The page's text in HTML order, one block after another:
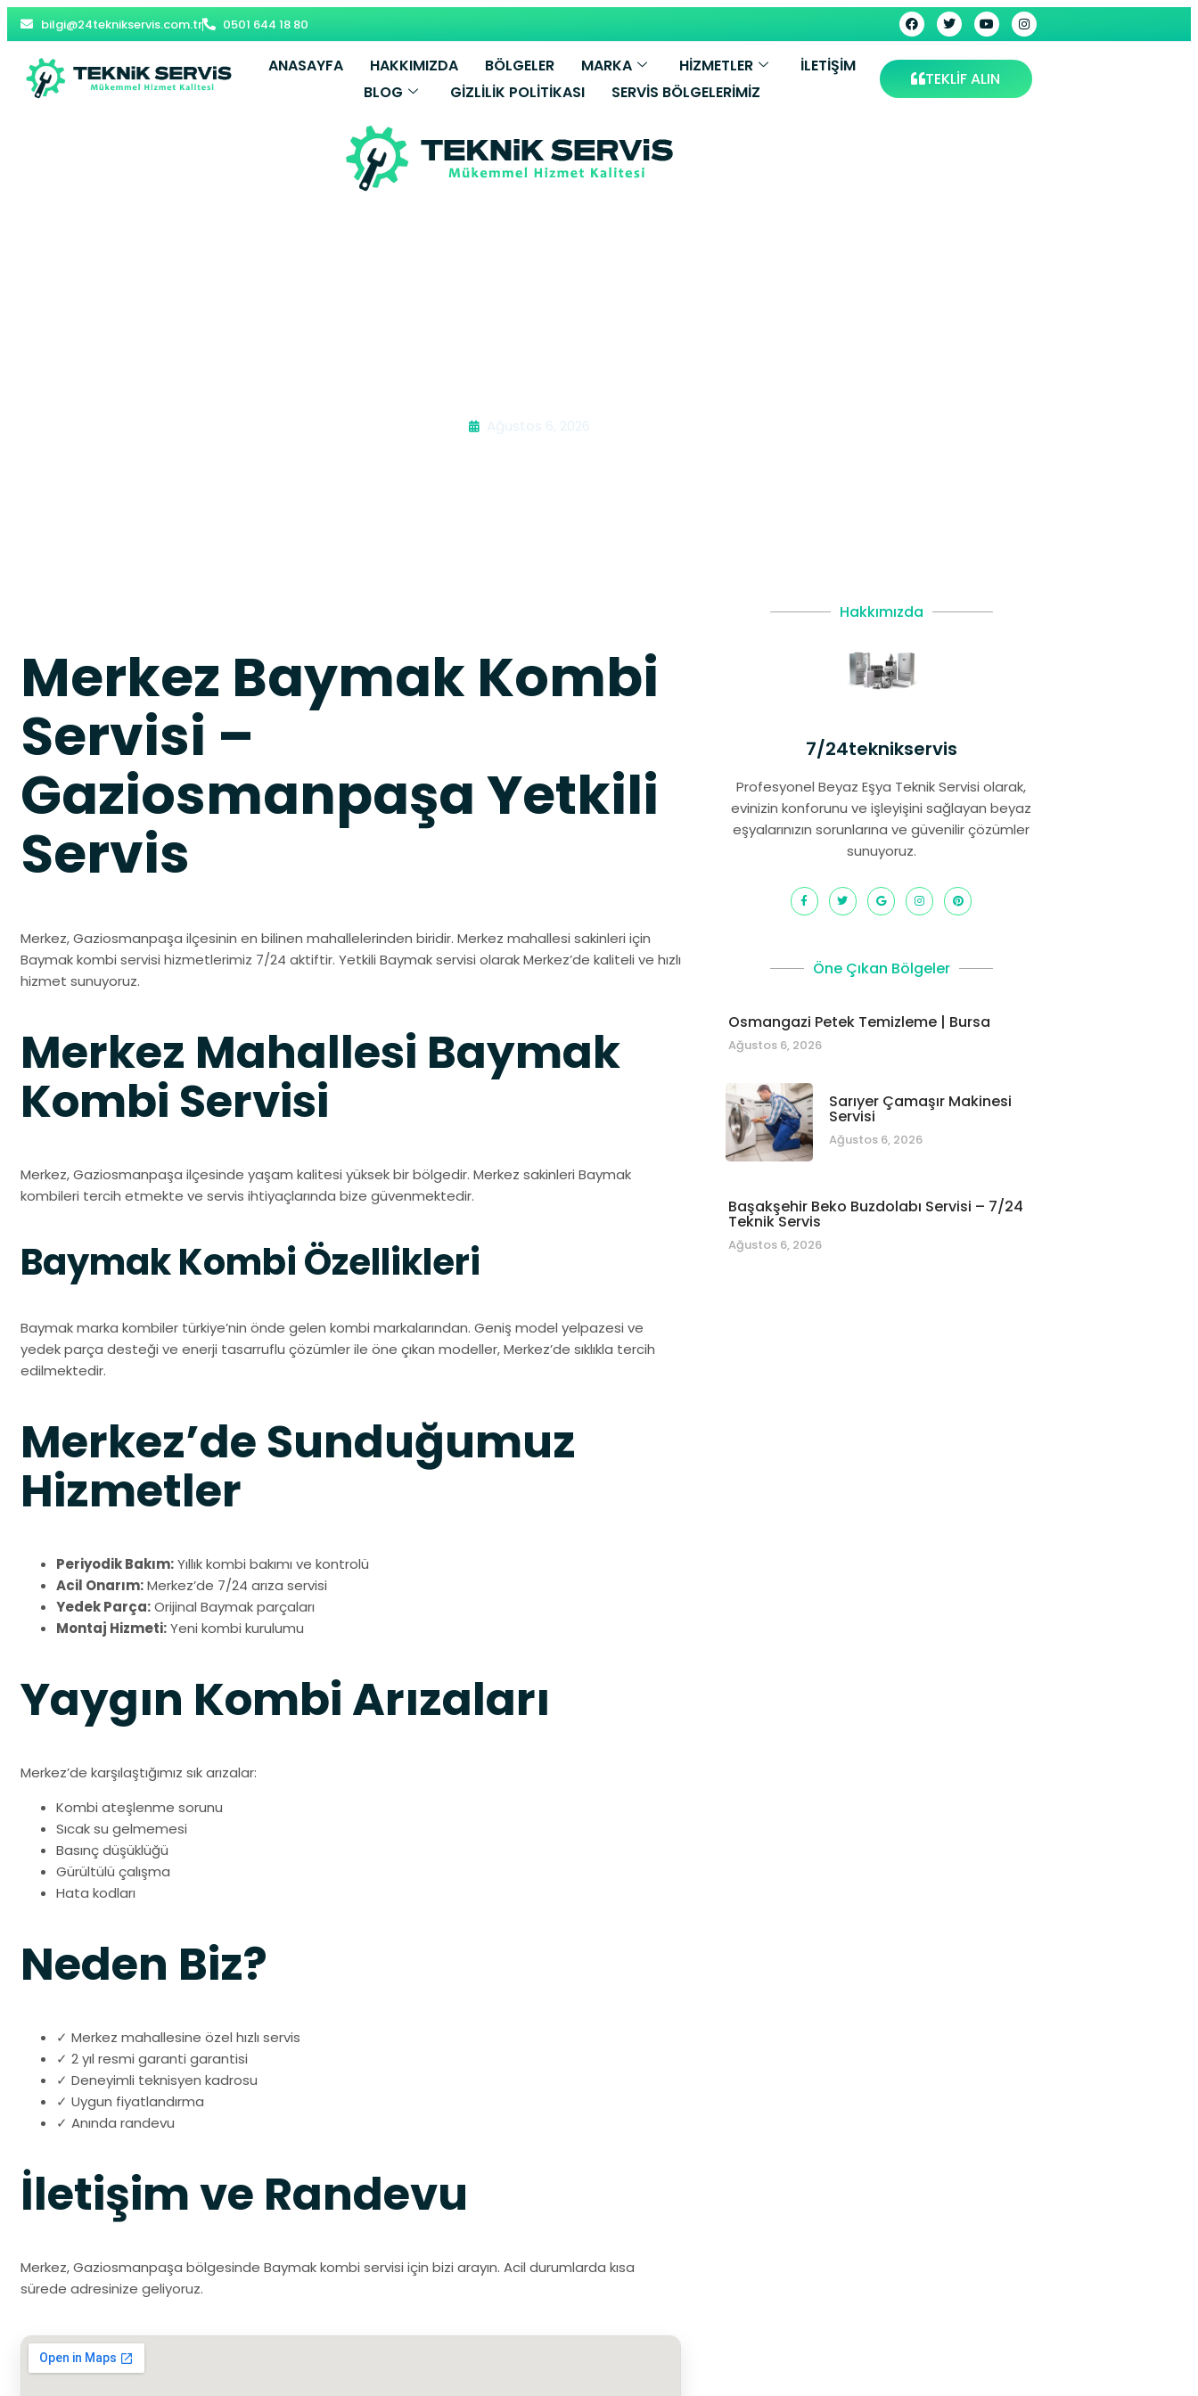
bilgi@24teknikservis.com.tr 0501 644 18 80
ANASAYFA HAKKIMIZDA BÖLGELER MARKA HİZMETLER
İLETIŞIM
BLOG
GIZLILIK POLITIKASI SERVIS BÖLGELERIMIZ
TEKLİF ALIN
Ağustos 6, 2026
Merkez Baymak Kombi
Servisi –
Gaziosmanpaşa Yetkili
Servis
Merkez, Gaziosmanpaşa ilçesinin en bilinen mahallelerinden biridir. Merkez mahallesi sakinleri için
Baymak kombi servisi hizmetlerimiz 7/24 aktiftir. Yetkili Baymak servisi olarak Merkez’de kaliteli ve hızlı
hizmet sunuyoruz.
Merkez Mahallesi Baymak
Kombi Servisi
Merkez, Gaziosmanpaşa ilçesinde yaşam kalitesi yüksek bir bölgedir. Merkez sakinleri Baymak
kombileri tercih etmekte ve servis ihtiyaçlarında bize güvenmektedir.
Baymak Kombi Özellikleri
Baymak marka kombiler türkiye’nin önde gelen kombi markalarından. Geniş model yelpazesi ve
yedek parça desteği ve enerji tasarruflu çözümler ile öne çıkan modeller, Merkez’de sıklıkla tercih
edilmektedir.
Merkez’de Sunduğumuz
Hizmetler
Periyodik Bakım:Yıllık kombi bakımı ve kontrolü
Acil Onarım:Merkez’de 7/24 arıza servisi
Yedek Parça:Orijinal Baymak parçaları
Montaj Hizmeti:Yeni kombi kurulumu
Yaygın Kombi Arızaları
Merkez’de karşılaştığımız sık arızalar:
Kombi ateşlenme sorunu
Sıcak su gelmemesi
Basınç düşüklüğü
Gürültülü çalışma
Hata kodları
Neden Biz?
✓ Merkez mahallesine özel hızlı servis
✓ 2 yıl resmi garanti garantisi
✓ Deneyimli teknisyen kadrosu
✓ Uygun fiyatlandırma
✓ Anında randevu
İletişim ve Randevu
Merkez, Gaziosmanpaşa bölgesinde Baymak kombi servisi için bizi arayın. Acil durumlarda kısa
sürede adresinize geliyoruz.
Hakkımızda
7/24teknikservis
Profesyonel Beyaz Eşya Teknik Servisi olarak,
evinizin konforunu ve işleyişini sağlayan beyaz
eşyalarınızın sorunlarına ve güvenilir çözümler
sunuyoruz.
Öne Çıkan Bölgeler
Osmangazi Petek Temizleme | Bursa
Ağustos 6, 2026
Sarıyer Çamaşır Makinesi
Servisi
Ağustos 6, 2026
Başakşehir Beko Buzdolabı Servisi – 7/24
Teknik Servis
Ağustos 6, 2026